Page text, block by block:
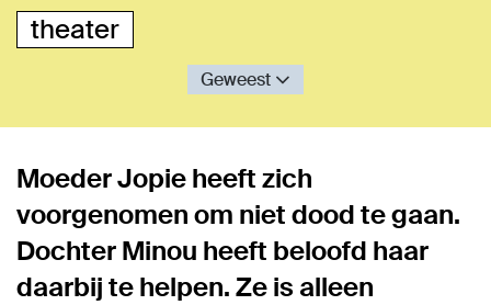
theater
Geweest
Moeder Jopie heeft zich
voorgenomen om niet dood te gaan.
Dochter Minou heeft beloofd haar
daarbij te helpen. Ze is alleen